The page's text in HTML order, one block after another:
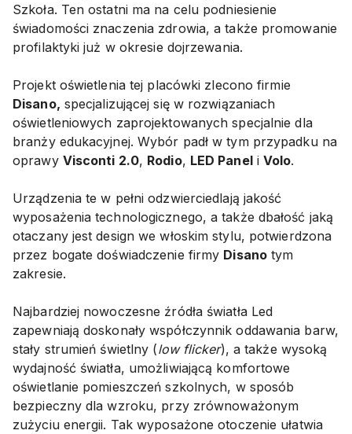
Szkoła. Ten ostatni ma na celu podniesienie
świadomości znaczenia zdrowia, a także promowanie
profilaktyki już w okresie dojrzewania.
Projekt oświetlenia tej placówki zlecono firmie
Disano, specjalizującej się w rozwiązaniach
oświetleniowych zaprojektowanych specjalnie dla
branży edukacyjnej. Wybór padł w tym przypadku na
oprawy Visconti 2.0, Rodio, LED PaneliVolo.
Urządzenia te w pełni odzwierciedlają jakość
wyposażenia technologicznego, a także dbałość jaką
otaczany jest design we włoskim stylu, potwierdzona
przez bogate doświadczenie firmy Disanotym
zakresie.
Najbardziej nowoczesne źródła światła Led
zapewniają doskonały współczynnik oddawania barw,
stały strumień świetlny (low flicker), a także wysoką
wydajność światła, umożliwiającą komfortowe
oświetlanie pomieszczeń szkolnych, w sposób
bezpieczny dla wzroku, przy zrównoważonym
zużyciu energii. Tak wyposażone otoczenie ułatwia